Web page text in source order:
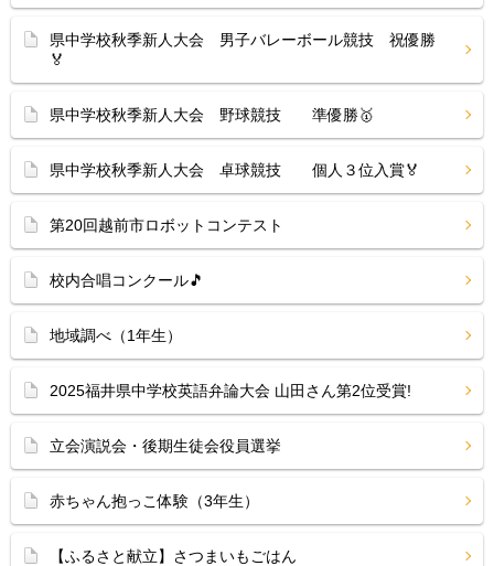
県中学校秋季新人大会 男子バレーボール競技 祝優勝
🏅
県中学校秋季新人大会 野球競技 準優勝🥇
県中学校秋季新人大会 卓球競技 個人３位入賞🏅
第20回越前市ロボットコンテスト
校内合唱コンクール🎵
地域調べ（1年生）
2025福井県中学校英語弁論大会 山田さん第2位受賞!
立会演説会・後期生徒会役員選挙
赤ちゃん抱っこ体験（3年生）
【ふるさと献立】さつまいもごはん